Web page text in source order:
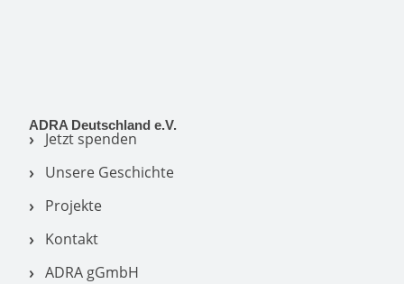
ADRA Deutschland e.V.
Jetzt spenden
Unsere Geschichte
Projekte
Kontakt
ADRA gGmbH